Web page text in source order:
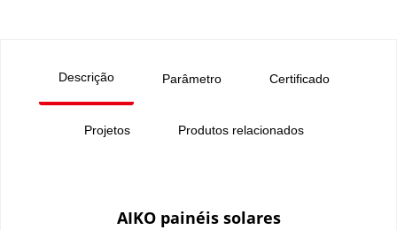
Descrição Parâmetro Certificado
Projetos Produtos relacionados
AIKO painéis solares